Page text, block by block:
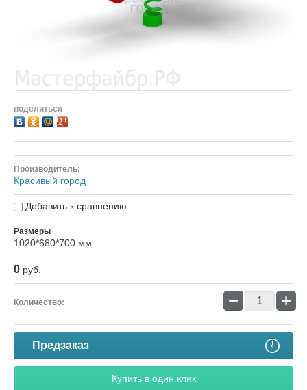
поделиться
Производитель:
Красивый город
Добавить к сравнению
Размеры
1020*680*700 мм
0 руб.
Количество: − +
Предзаказ
Купить в один клик